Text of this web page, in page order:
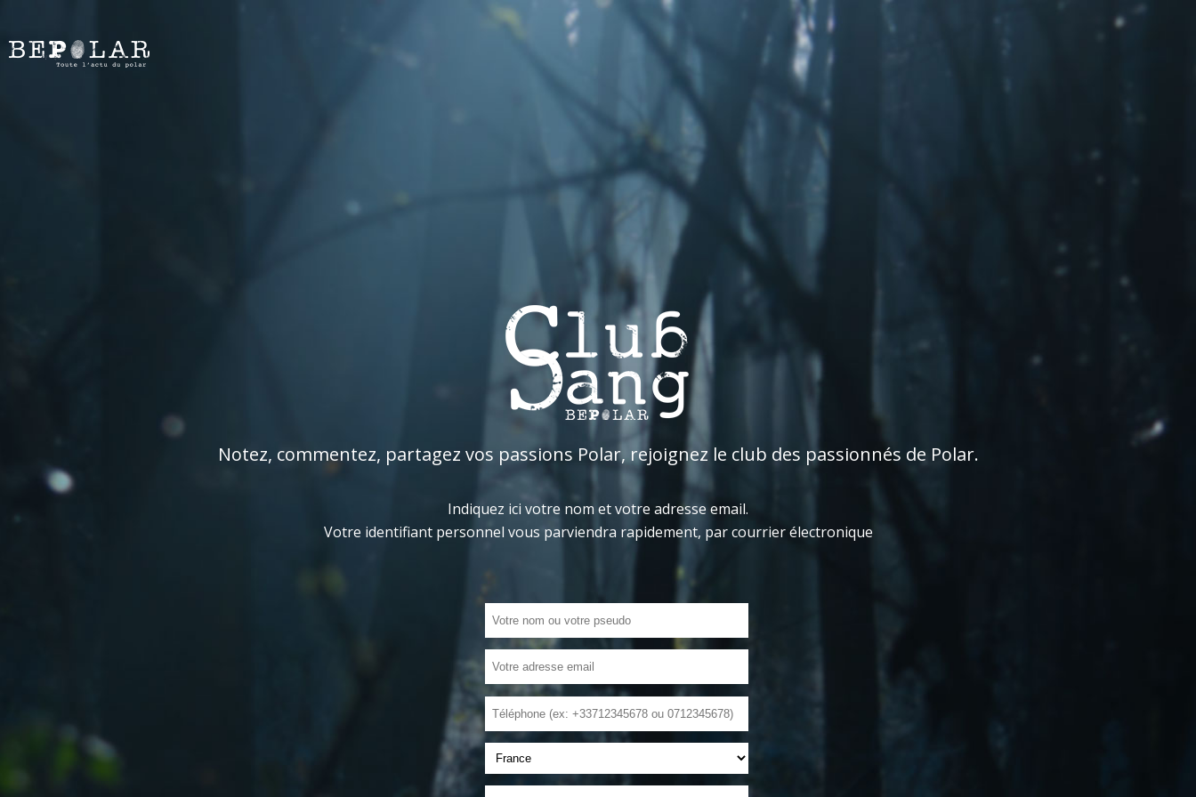
Notez, commentez, partagez vos passions Polar, rejoignez le club des passionnés de Polar.
Indiquez ici votre nom et votre adresse email.
Votre identifiant personnel vous parviendra rapidement, par courrier électronique